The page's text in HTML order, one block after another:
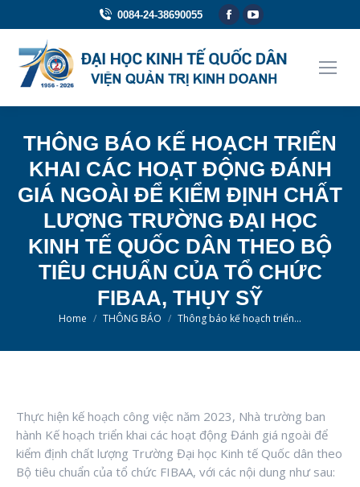
0084-24-38690055
Facebook
opens
in
YouTube
opens
in
THÔNG BÁO KẾ HOẠCH TRIỂN
KHAI CÁC HOẠT ĐỘNG ĐÁNH
GIÁ NGOÀI ĐỂ KIỂM ĐỊNH CHẤT
LƯỢNG TRƯỜNG ĐẠI HỌC
KINH TẾ QUỐC DÂN THEO BỘ
TIÊU CHUẨN CỦA TỔ CHỨC
FIBAA, THỤY SỸ
You are here:
Home THÔNG BÁO Thông báo kế hoạch triển…
Thực hiện kế hoạch công việc năm 2023, Nhà trường ban
hành Kế hoạch triển khai các hoạt động Đánh giá ngoài để
kiểm định chất lượng Trường Đại học Kinh tế Quốc dân theo
Bộ tiêu chuẩn của tổ chức FIBAA, với các nội dung như sau: